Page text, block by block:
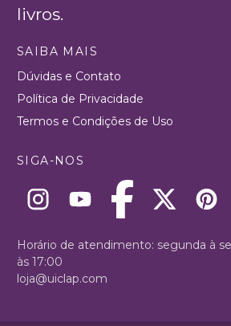
livros.
SAIBA MAIS
Dúvidas e Contato
Política de Privacidade
Termos e Condições de Uso
SIGA-NOS
Horário de atendimento: segunda à
às 17:00
loja@uiclap.com